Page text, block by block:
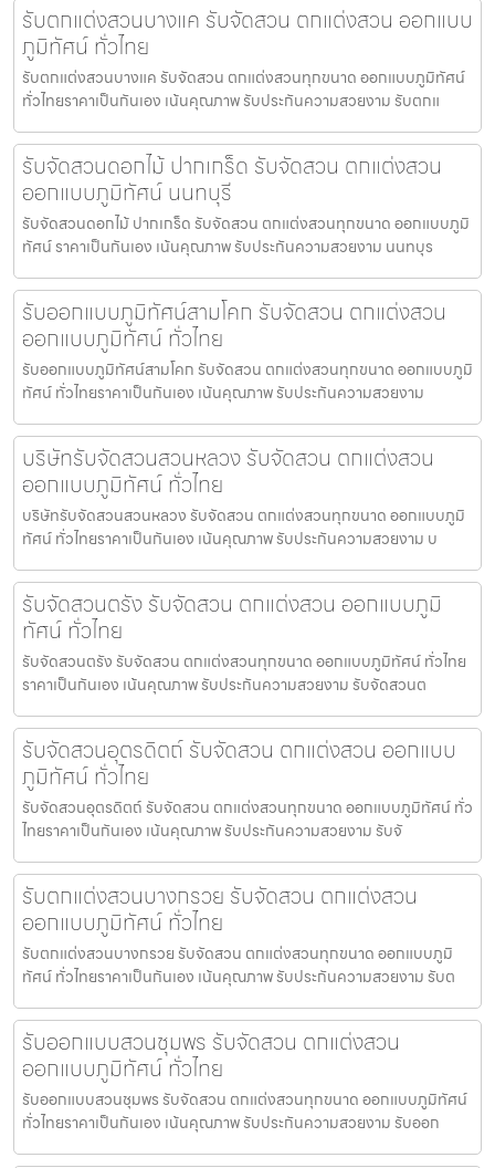
รับตกแต่งสวนบางแค รับจัดสวน ตกแต่งสวน ออกแบบ
ภูมิทัศน์ ทั่วไทย
รับตกแต่งสวนบางแค รับจัดสวน ตกแต่งสวนทุกขนาด ออกแบบภูมิทัศน์
ทั่วไทยราคาเป็นกันเอง เน้นคุณภาพ รับประกันความสวยงาม รับตกแ
รับจัดสวนดอกไม้ ปากเกร็ด รับจัดสวน ตกแต่งสวน
ออกแบบภูมิทัศน์ นนทบุรี
รับจัดสวนดอกไม้ ปากเกร็ด รับจัดสวน ตกแต่งสวนทุกขนาด ออกแบบภูมิ
ทัศน์ ราคาเป็นกันเอง เน้นคุณภาพ รับประกันความสวยงาม นนทบุร
รับออกแบบภูมิทัศน์สามโคก รับจัดสวน ตกแต่งสวน
ออกแบบภูมิทัศน์ ทั่วไทย
รับออกแบบภูมิทัศน์สามโคก รับจัดสวน ตกแต่งสวนทุกขนาด ออกแบบภูมิ
ทัศน์ ทั่วไทยราคาเป็นกันเอง เน้นคุณภาพ รับประกันความสวยงาม
บริษัทรับจัดสวนสวนหลวง รับจัดสวน ตกแต่งสวน
ออกแบบภูมิทัศน์ ทั่วไทย
บริษัทรับจัดสวนสวนหลวง รับจัดสวน ตกแต่งสวนทุกขนาด ออกแบบภูมิ
ทัศน์ ทั่วไทยราคาเป็นกันเอง เน้นคุณภาพ รับประกันความสวยงาม บ
รับจัดสวนตรัง รับจัดสวน ตกแต่งสวน ออกแบบภูมิ
ทัศน์ ทั่วไทย
รับจัดสวนตรัง รับจัดสวน ตกแต่งสวนทุกขนาด ออกแบบภูมิทัศน์ ทั่วไทย
ราคาเป็นกันเอง เน้นคุณภาพ รับประกันความสวยงาม รับจัดสวนต
รับจัดสวนอุตรดิตถ์ รับจัดสวน ตกแต่งสวน ออกแบบ
ภูมิทัศน์ ทั่วไทย
รับจัดสวนอุตรดิตถ์ รับจัดสวน ตกแต่งสวนทุกขนาด ออกแบบภูมิทัศน์ ทั่ว
ไทยราคาเป็นกันเอง เน้นคุณภาพ รับประกันความสวยงาม รับจั
รับตกแต่งสวนบางกรวย รับจัดสวน ตกแต่งสวน
ออกแบบภูมิทัศน์ ทั่วไทย
รับตกแต่งสวนบางกรวย รับจัดสวน ตกแต่งสวนทุกขนาด ออกแบบภูมิ
ทัศน์ ทั่วไทยราคาเป็นกันเอง เน้นคุณภาพ รับประกันความสวยงาม รับต
รับออกแบบสวนชุมพร รับจัดสวน ตกแต่งสวน
ออกแบบภูมิทัศน์ ทั่วไทย
รับออกแบบสวนชุมพร รับจัดสวน ตกแต่งสวนทุกขนาด ออกแบบภูมิทัศน์
ทั่วไทยราคาเป็นกันเอง เน้นคุณภาพ รับประกันความสวยงาม รับออก